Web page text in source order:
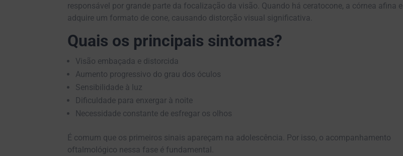
responsável por grande parte da focalização da visão. Quando há ceratocone, a córnea afina e
adquire um formato de cone, causando distorção visual significativa.
Quais os principais sintomas?
Visão embaçada e distorcida
Aumento progressivo do grau dos óculos
Sensibilidade à luz
Dificuldade para enxergar à noite
Necessidade constante de esfregar os olhos
É comum que os primeiros sinais apareçam na adolescência. Por isso, o acompanhamento
oftalmológico nessa fase é fundamental.